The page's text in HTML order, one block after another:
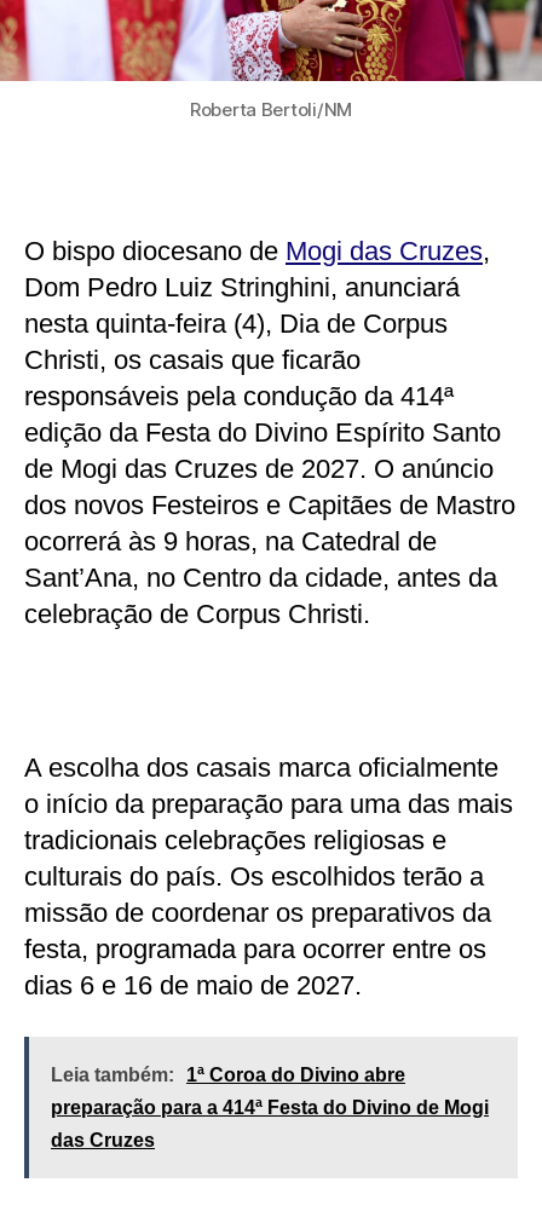
Roberta Bertoli/NM
O bispo diocesano de Mogi das Cruzes,
Dom Pedro Luiz Stringhini, anunciará
nesta quinta-feira (4), Dia de Corpus
Christi, os casais que ficarão
responsáveis pela condução da 414ª
edição da Festa do Divino Espírito Santo
de Mogi das Cruzes de 2027. O anúncio
dos novos Festeiros e Capitães de Mastro
ocorrerá às 9 horas, na Catedral de
Sant’Ana, no Centro da cidade, antes da
celebração de Corpus Christi.
A escolha dos casais marca oficialmente
o início da preparação para uma das mais
tradicionais celebrações religiosas e
culturais do país. Os escolhidos terão a
missão de coordenar os preparativos da
festa, programada para ocorrer entre os
dias 6 e 16 de maio de 2027.
Leia também:
1ª Coroa do Divino abre
preparação para a 414ª Festa do Divino de Mogi
das Cruzes